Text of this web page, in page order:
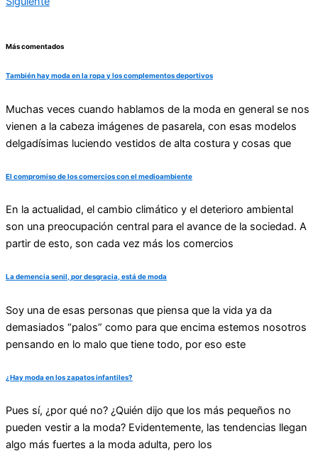
Más comentados
También hay moda en la ropa y los complementos deportivos
Muchas veces cuando hablamos de la moda en general se nos
vienen a la cabeza imágenes de pasarela, con esas modelos
delgadísimas luciendo vestidos de alta costura y cosas que
El compromiso de los comercios con el medioambiente
En la actualidad, el cambio climático y el deterioro ambiental
son una preocupación central para el avance de la sociedad. A
partir de esto, son cada vez más los comercios
La demencia senil, por desgracia, está de moda
Soy una de esas personas que piensa que la vida ya da
demasiados “palos” como para que encima estemos nosotros
pensando en lo malo que tiene todo, por eso este
¿Hay moda en los zapatos infantiles?
Pues sí, ¿por qué no? ¿Quién dijo que los más pequeños no
pueden vestir a la moda? Evidentemente, las tendencias llegan
algo más fuertes a la moda adulta, pero los